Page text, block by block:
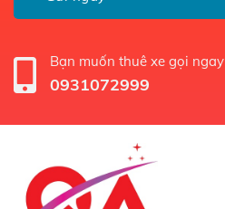
Bạn muốn thuê xe gọi ngay
0931072999